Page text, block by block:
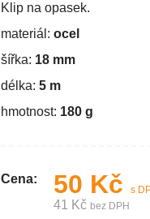
Klip na opasek.
materiál: ocel
šířka: 18 mm
délka: 5 m
hmotnost: 180 g
Cena: 50 Kč s
41 Kč bez DPH